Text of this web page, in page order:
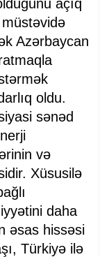
açıq
Azərbaycan
oldu.
sənəd
və
Xüsusilə
daha
əsas hissəsi
Türkiyə ilə